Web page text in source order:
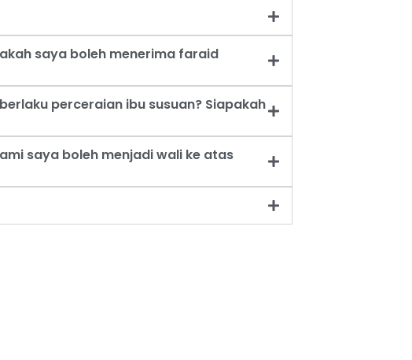
saya boleh menerima faraid
perceraian ibu susuan? Siapakah
saya boleh menjadi wali ke atas